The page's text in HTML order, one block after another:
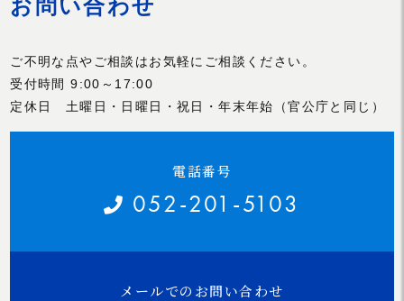
お問い合わせ
ご不明な点やご相談はお気軽にご相談ください。
受付時間 9:00～17:00
定休日 土曜日・日曜日・祝日・年末年始（官公庁と同じ）
電話番号
052-201-5103
メールでのお問い合わせ